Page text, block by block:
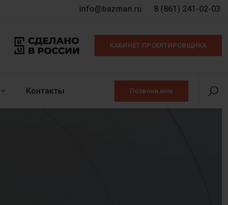
info@bazman.ru 8 (861) 241-02-03
КАБИНЕТ ПРОЕКТИРОВЩИКА
Контакты Позвони мне